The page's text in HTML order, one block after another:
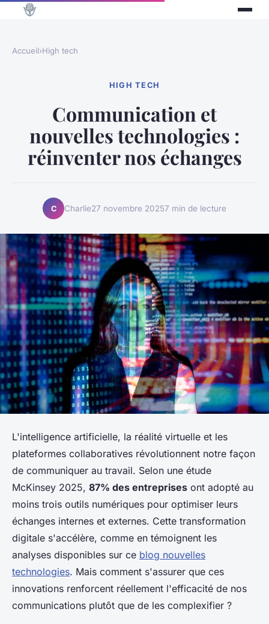
Accueil›High tech
HIGH TECH
Communication et
nouvelles technologies :
réinventer nos échanges
C Charlie27 novembre 20257 min de lecture
L'intelligence artificielle, la réalité virtuelle et les
plateformes collaboratives révolutionnent notre façon
de communiquer au travail. Selon une étude
McKinsey 2025, 87% des entreprises ont adopté au
moins trois outils numériques pour optimiser leurs
échanges internes et externes. Cette transformation
digitale s'accélère, comme en témoignent les
analyses disponibles sur ce blog nouvelles
technologies. Mais comment s'assurer que ces
innovations renforcent réellement l'efficacité de nos
communications plutôt que de les complexifier ?